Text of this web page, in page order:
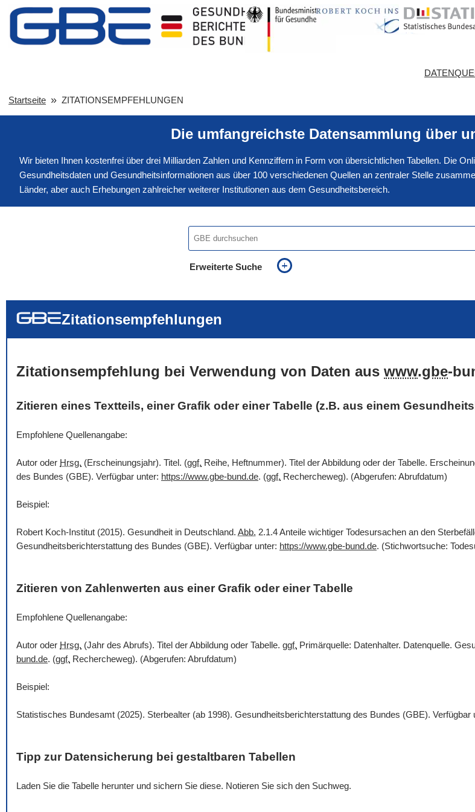
Startseite ZITATIONSEMPFEHLUNGEN
Die umfangreichste Datensammlung über
Wir bieten Ihnen kostenfrei über drei Milliarden Zahlen und Kennziffern in Form von übersichtlichen Tabellen. Die
Gesundheitsdaten und Gesundheitsinformationen aus über 100 verschiedenen Quellen an zentraler Stelle
Länder, aber auch Erhebungen zahlreicher weiterer Institutionen aus dem Gesundheitsbereich.
Erweiterte Suche
Zitationsempfehlungen
Zitationsempfehlung bei Verwendung von Daten aus www.gbe-
Zitieren eines Textteils, einer Grafik oder einer Tabelle (z.B. aus einem
Empfohlene Quellenangabe:
Autor oder Hrsg. (Erscheinungsjahr). Titel. (ggf. Reihe, Heftnummer). Titel der Abbildung oder der Tabelle.
des Bundes (GBE). Verfügbar unter: https://www.gbe-bund.de. (ggf. Rechercheweg). (Abgerufen: Abrufdatum)
Beispiel:
Robert Koch-Institut (2015). Gesundheit in Deutschland. Abb. 2.1.4 Anteile wichtiger Todesursachen an den
Gesundheitsberichterstattung des Bundes (GBE). Verfügbar unter: https://www.gbe-bund.de. (Stichwortsuche:
Zitieren von Zahlenwerten aus einer Grafik oder einer Tabelle
Empfohlene Quellenangabe:
Autor oder Hrsg. (Jahr des Abrufs). Titel der Abbildung oder Tabelle. ggf. Primärquelle: Datenhalter. Datenquelle.
bund.de. (ggf. Rechercheweg). (Abgerufen: Abrufdatum)
Beispiel:
Statistisches Bundesamt (2025). Sterbealter (ab 1998). Gesundheitsberichterstattung des Bundes (GBE). Verfügbar
Tipp zur Datensicherung bei gestaltbaren Tabellen
Laden Sie die Tabelle herunter und sichern Sie diese. Notieren Sie sich den Suchweg.